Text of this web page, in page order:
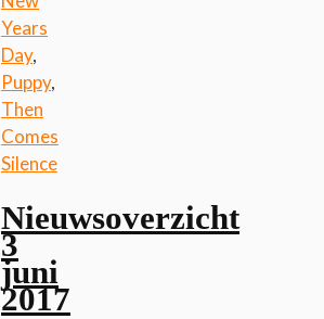
Years
Day,
Puppy,
Then
Comes
Silence
Nieuwsoverzicht
3
juni
2017